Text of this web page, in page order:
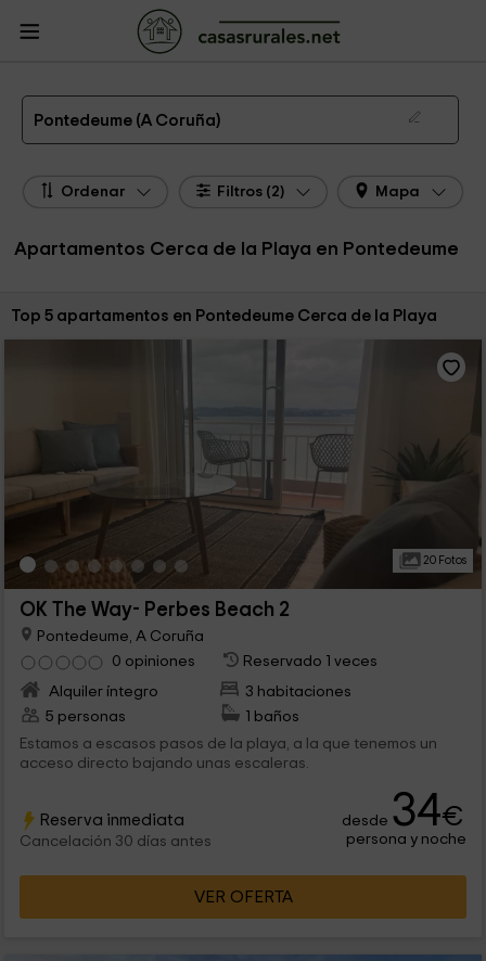
Casas Rurales
Apartamentos A Coruña
Apartamentos Pontedeume
Los 5 MEJORES Apartamentos cerca de la Playa en Pontedeume de alquiler de
Pontedeume (A Coruña)
Ordenar Filtros (2) Mapa
Apartamentos Cerca de la Playa en Pontedeume
Ordenar por:
Top 5 apartamentos en Pontedeume Cerca de la Playa
20 Fotos
OK The Way- Perbes Beach 2
Pontedeume, A Coruña
0 opiniones
Reservado 1 veces
Alquiler íntegro
3 habitaciones
5 personas
1 baños
Estamos a escasos pasos de la playa, a la que tenemos un
acceso directo bajando unas escaleras.
Reserva inmediata
Cancelación 30 días antes
desde 34€
persona y noche
VER OFERTA